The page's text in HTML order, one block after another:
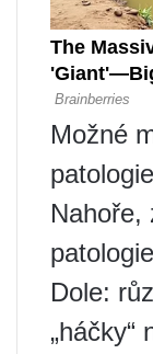
Možné
Nahoře,
Dole:
„háčky“